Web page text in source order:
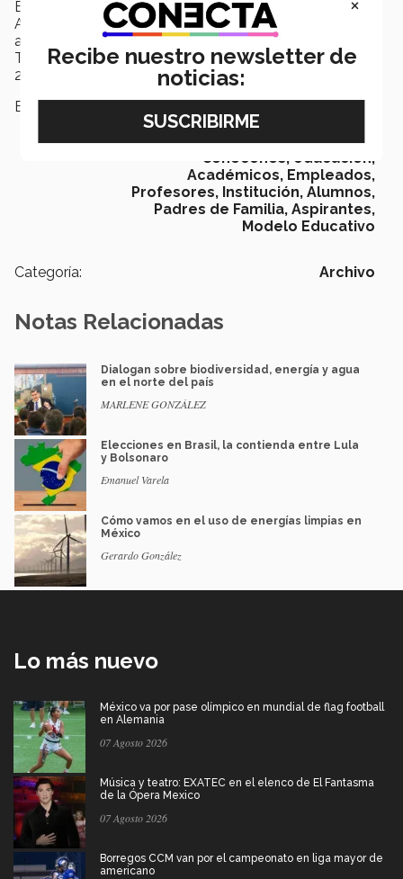
EDUCACIÓN
AGENCIA INFORMATIVA
agenciainformativa@servicios.itesm.mx
TANSANIA LEÓN
26.02.2014
Etiquetas:
Sedes y oficinas en el extranjero,
Campus, Internacionalización,
Conócenos, educación,
Académicos, Empleados,
Profesores, Institución, Alumnos,
Padres de Familia, Aspirantes,
Modelo Educativo
Categoría: Archivo
Notas Relacionadas
Dialogan sobre biodiversidad, energía y agua
en el norte del país
MARLENE GONZÁLEZ
Elecciones en Brasil, la contienda entre Lula
y Bolsonaro
Emanuel Varela
Cómo vamos en el uso de energías limpias en
México
Gerardo González
Lo más nuevo
México va por pase olímpico en mundial de flag football
en Alemania
07 Agosto 2026
Música y teatro: EXATEC en el elenco de El Fantasma
de la Ópera Mexico
07 Agosto 2026
Borregos CCM van por el campeonato en liga mayor de
americano
Recibe nuestro newsletter de
noticias: